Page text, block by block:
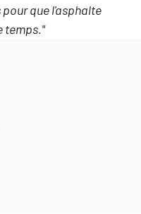
que l'asphalte
temps."